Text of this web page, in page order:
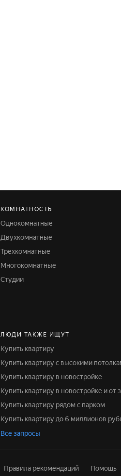
КОМНАТНОСТЬ
Однокомнатные
Двухкомнатные
Трехкомнатные
Многокомнатные
Студии
ЛЮДИ ТАКЖЕ ИЩУТ
Купить квартиру
Купить квартиру с высокими
Купить квартиру в новостройке
Купить квартиру в новостройке и от
Купить квартиру рядом с парком
Купить квартиру до 6 миллионов
Все запросы
Правила рекомендаций Помощь